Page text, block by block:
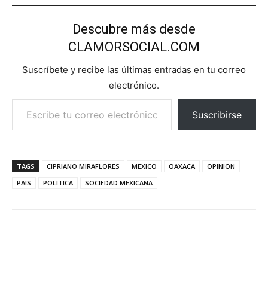
Descubre más desde
CLAMORSOCIAL.COM
Suscríbete y recibe las últimas entradas en tu correo
electrónico.
Escribe tu correo electrónico…
Suscribirse
TAGS CIPRIANO MIRAFLORES MEXICO OAXACA
OPINION
PAIS
POLITICA SOCIEDAD MEXICANA